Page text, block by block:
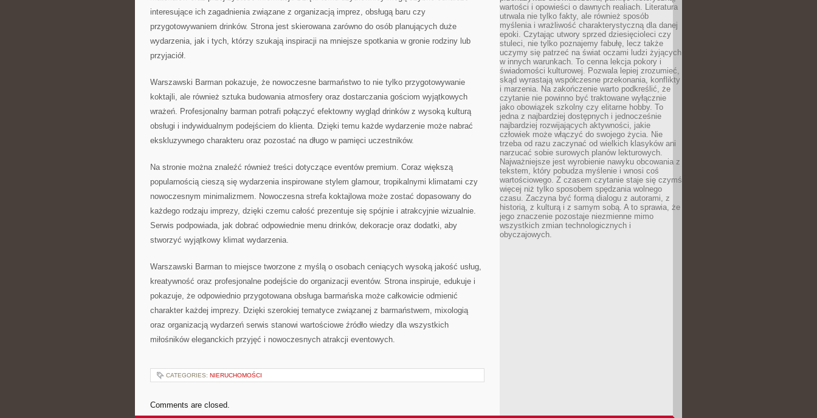
interesujące ich zagadnienia związane z organizacją imprez, obsługą baru czy
przygotowywaniem drinków. Strona jest skierowana zarówno do osób planujących duże
wydarzenia, jak i tych, którzy szukają inspiracji na mniejsze spotkania w gronie rodziny lub
przyjaciół.
Warszawski Barman pokazuje, że nowoczesne barmaństwo to nie tylko przygotowywanie
koktajli, ale również sztuka budowania atmosfery oraz dostarczania gościom wyjątkowych
wrażeń. Profesjonalny barman potrafi połączyć efektowny wygląd drinków z wysoką kulturą
obsługi i indywidualnym podejściem do klienta. Dzięki temu każde wydarzenie może nabrać
ekskluzywnego charakteru oraz pozostać na długo w pamięci uczestników.
Na stronie można znaleźć również treści dotyczące eventów premium. Coraz większą
popularnością cieszą się wydarzenia inspirowane stylem glamour, tropikalnymi klimatami czy
nowoczesnym minimalizmem. Nowoczesna strefa koktajlowa może zostać dopasowany do
każdego rodzaju imprezy, dzięki czemu całość prezentuje się spójnie i atrakcyjnie wizualnie.
Serwis podpowiada, jak dobrać odpowiednie menu drinków, dekoracje oraz dodatki, aby
stworzyć wyjątkowy klimat wydarzenia.
Warszawski Barman to miejsce tworzone z myślą o osobach ceniących wysoką jakość usług,
kreatywność oraz profesjonalne podejście do organizacji eventów. Strona inspiruje, edukuje i
pokazuje, że odpowiednio przygotowana obsługa barmańska może całkowicie odmienić
charakter każdej imprezy. Dzięki szerokiej tematyce związanej z barmaństwem, mixologią
oraz organizacją wydarzeń serwis stanowi wartościowe źródło wiedzy dla wszystkich
miłośników eleganckich przyjęć i nowoczesnych atrakcji eventowych.
CATEGORIES: NIERUCHOMOŚCI
Comments are closed.
wartości i opowieści o dawnych realiach. Literatura
utrwala nie tylko fakty, ale również sposób
myślenia i wrażliwość charakterystyczną dla danej
epoki. Czytając utwory sprzed dziesięcioleci czy
stuleci, nie tylko poznajemy fabułę, lecz także
uczymy się patrzeć na świat oczami ludzi żyjących
w innych warunkach. To cenna lekcja pokory i
świadomości kulturowej. Pozwala lepiej zrozumieć,
skąd wyrastają współczesne przekonania, konflikty
i marzenia. Na zakończenie warto podkreślić, że
czytanie nie powinno być traktowane wyłącznie
jako obowiązek szkolny czy elitarne hobby. To
jedna z najbardziej dostępnych i jednocześnie
najbardziej rozwijających aktywności, jakie
człowiek może włączyć do swojego życia. Nie
trzeba od razu zaczynać od wielkich klasyków ani
narzucać sobie surowych planów lekturowych.
Najważniejsze jest wyrobienie nawyku obcowania z
tekstem, który pobudza myślenie i wnosi coś
wartościowego. Z czasem czytanie staje się czymś
więcej niż tylko sposobem spędzania wolnego
czasu. Zaczyna być formą dialogu z autorami, z
historią, z kulturą i z samym sobą. A to sprawia, że
jego znaczenie pozostaje niezmienne mimo
wszystkich zmian technologicznych i
obyczajowych.